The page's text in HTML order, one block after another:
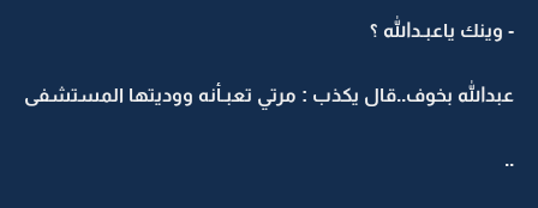
- وينك ياعبـدالله ؟
عبدالله بخوف..قال يكذب : مرتي تعبـأنه ووديتها المستشفى
..